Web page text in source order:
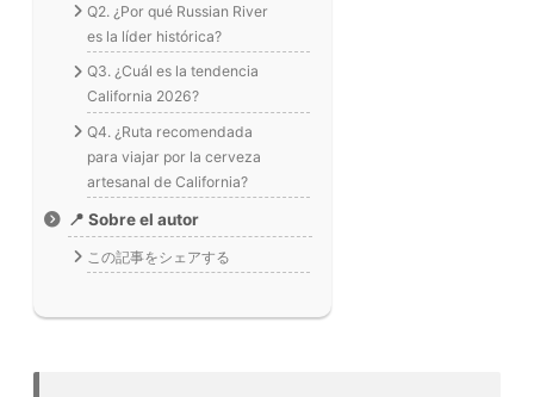
Q2. ¿Por qué Russian River
es la líder histórica?
Q3. ¿Cuál es la tendencia
California 2026?
Q4. ¿Ruta recomendada
para viajar por la cerveza
artesanal de California?
📍 Sobre el autor
この記事をシェアする